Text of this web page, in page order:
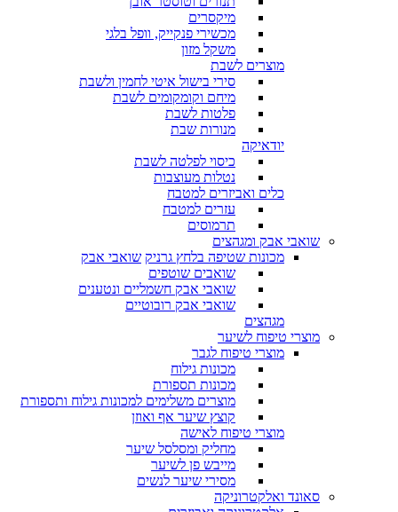
מיקסרים
מכשירי פנקייק, וופל בלגי
משקל מזון
מוצרים לשבת
סירי בישול איטי לחמין ולשבת
מיחם וקומקומים לשבת
פלטות לשבת
מנורות שבת
יודאיקה
כיסוי לפלטה לשבת
נטלות מעוצבות
כלים ואביזרים למטבח
עזרים למטבח
תרמוסים
שואבי אבק ומגהצים
מכונות שטיפה בלחץ גרניק שואבי אבק
שואבים שוטפים
שואבי אבק חשמליים ונטענים
שואבי אבק רובוטיים
מגהצים
מוצרי טיפוח לשיער
מוצרי טיפוח לגבר
מכונות גילוח
מכונות תספורת
מוצרים משלימים למכונות גילוח ותספורת
קוצץ שיער אף ואוזן
מוצרי טיפוח לאישה
מחליק ומסלסל שיער
מייבש פן לשיער
מסירי שיער לנשים
סאונד ואלקטרוניקה